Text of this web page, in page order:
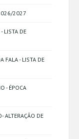
2027
LISTA DE
FALA - LISTA DE
- ÉPOCA
ALTERAÇÃO DE